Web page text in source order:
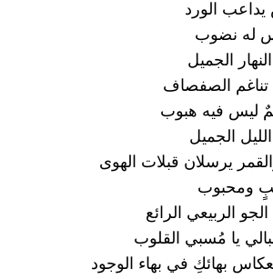
يداعب الورد
له نضوب
الجميل
تناغم الصفصاف
ليس فيه هبوب
الجميل
يرسلان قبلات الهوى
ومحبوب
الربيعي الرائع
يا مُسبي القلوب
بهائكِ في بهاء الوجود